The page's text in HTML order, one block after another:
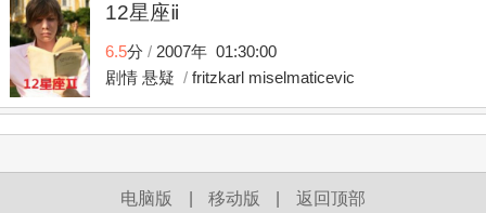
12星座ⅱ
6.5分 /2007年 01:30:00
剧情 悬疑 / fritzkarl miselmaticevic
starringalexandraneldel
电脑版 移动版 返回顶部